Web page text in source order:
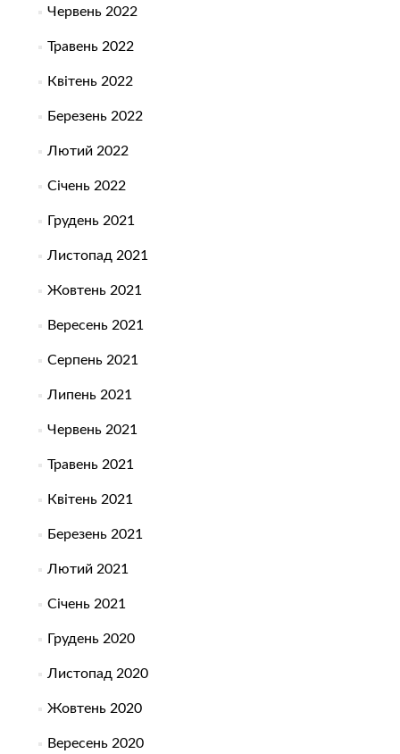
Червень 2022
Травень 2022
Квітень 2022
Березень 2022
Лютий 2022
Січень 2022
Грудень 2021
Листопад 2021
Жовтень 2021
Вересень 2021
Серпень 2021
Липень 2021
Червень 2021
Травень 2021
Квітень 2021
Березень 2021
Лютий 2021
Січень 2021
Грудень 2020
Листопад 2020
Жовтень 2020
Вересень 2020